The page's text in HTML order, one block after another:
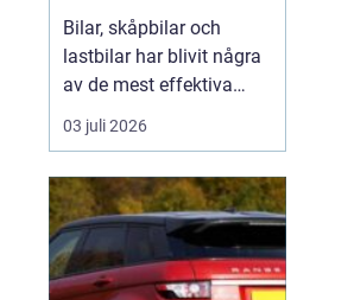
Bilar, skåpbilar och
lastbilar har blivit några
av de mest effektiva
reklampelarna vi har i
vardagen. En
att ett företag syns
överallt där fordonet rör
sig på E4:an, inne i
centrum, på
03 juli 2026